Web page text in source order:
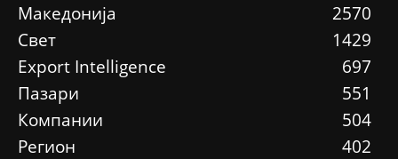
Македонија
2570
Свет
1429
Еxport Intelligence
697
Пазари
551
Компании
504
Регион
402